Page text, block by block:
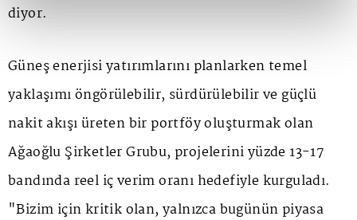
diyor.
Güneş enerjisi yatırımlarını planlarken temel
yaklaşımı öngörülebilir, sürdürülebilir ve güçlü
nakit akışı üreten bir portföy oluşturmak olan
Ağaoğlu Şirketler Grubu, projelerini yüzde 13-17
bandında reel iç verim oranı hedefiyle kurguladı.
"Bizim için kritik olan, yalnızca bugünün piyasa